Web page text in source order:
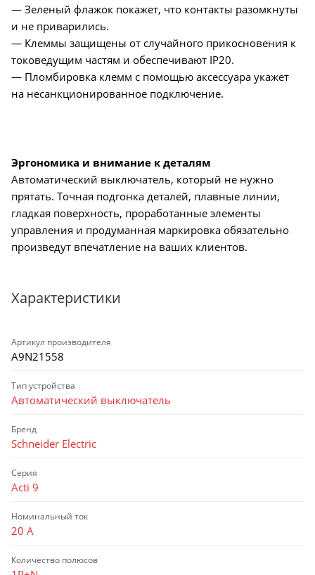
— Зеленый флажок покажет, что контакты разомкнуты
и не приварились.
— Клеммы защищены от случайного прикосновения к
токоведущим частям и обеспечивают IP20.
— Пломбировка клемм с помощью аксессуара укажет
на несанкционированное подключение.
Эргономика и внимание к деталям
Автоматический выключатель, который не нужно
прятать. Точная подгонка деталей, плавные линии,
гладкая поверхность, проработанные элементы
управления и продуманная маркировка обязательно
произведут впечатление на ваших клиентов.
Характеристики
Артикул производителя
A9N21558
Тип устройства
Автоматический выключатель
Бренд
Schneider Electric
Серия
Acti 9
Номинальный ток
20 А
Количество полюсов